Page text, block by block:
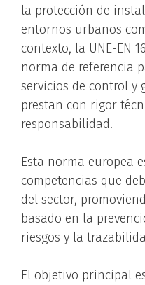
la protección de
entornos urbanos
contexto, la UNE-EN
norma de referencia
servicios de control y
prestan con rigor
responsabilidad.
Esta norma europea
competencias que
del sector,
basado en la
riesgos y la
El objetivo principal